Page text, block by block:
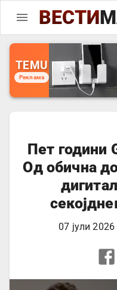
ВЕСТИ
TEMU
Реклама
Пет години
Од обична
07 јули 2026